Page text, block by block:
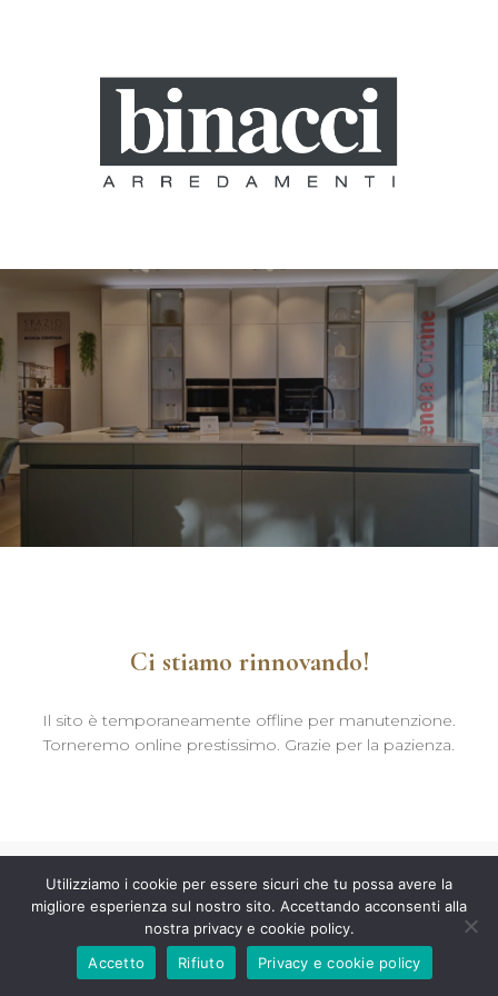
Ci stiamo rinnovando!
Il sito è temporaneamente offline per manutenzione.
Torneremo online prestissimo. Grazie per la pazienza.
Utilizziamo i cookie per essere sicuri che tu possa avere la
migliore esperienza sul nostro sito. Accettando acconsenti alla
nostra privacy e cookie policy.
Accetto
Rifiuto Privacy e cookie policy